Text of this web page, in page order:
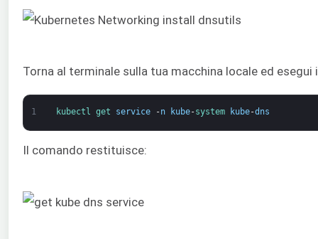
Torna al terminale sulla tua macchina locale ed
1 kubectl get service -n kube-system kube-dns
Il comando restituisce: